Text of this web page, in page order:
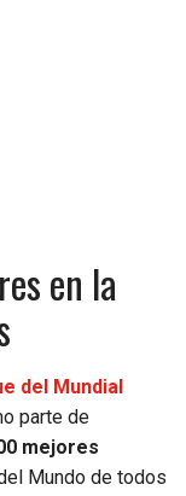
en la
del Mundial
parte de
mejores
Mundo de todos